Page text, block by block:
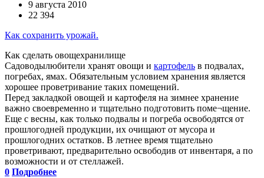
9 августа 2010
22 394
Как сохранить урожай.
Как сделать овощехранилище
Садоводы­любители хранят овощи и картофель в подвалах,
погребах, ямах. Обязательным условием хранения является
хорошее проветривание таких помещений.
Перед закладкой овощей и картофеля на зимнее хранение
важно своевременно и тщательно подготовить поме¬щение.
Еще с весны, как только подвалы и погреба освободятся от
прошлогодней продукции, их очищают от мусора и
прошлогодних остатков. В летнее время тщательно
проветривают, предварительно освободив от инвентаря, а по
возможности и от стеллажей.
0 Подробнее